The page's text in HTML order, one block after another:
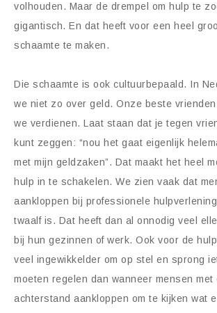
volhouden. Maar de drempel om hulp te
gigantisch. En dat heeft voor een heel
schaamte te maken.
Die schaamte is ook cultuurbepaald. In
we niet zo over geld. Onze beste
we verdienen. Laat staan dat je tegen
kunt zeggen: “nou het gaat eigenlijk
met mijn geldzaken”. Dat maakt het heel
hulp in te schakelen. We zien vaak dat
aankloppen bij professionele
twaalf is. Dat heeft dan al onnodig veel
bij hun gezinnen of werk. Ook voor de
veel ingewikkelder om op stel en sprong
moeten regelen dan wanneer mensen met
achterstand aankloppen om te kijken wat